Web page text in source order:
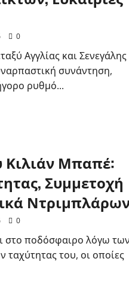
0
Αγγλίας και Σενεγάλης
συνάντηση,
ρυθμό...
Κιλιάν Μπαπέ:
Συμμετοχή
0
στο ποδόσφαιρο λόγω
του, οι οποίες